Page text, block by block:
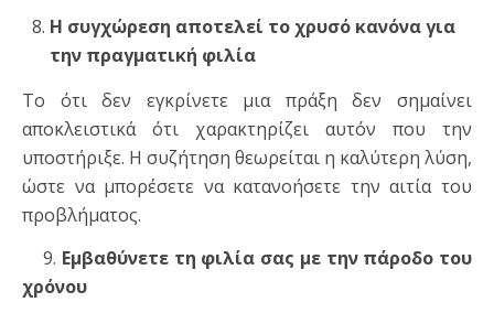
Η συγχώρεση αποτελεί το χρυσό κανόνα για
την πραγματική φιλία
Το ότι δεν εγκρίνετε μια πράξη δεν σημαίνει
αποκλειστικά ότι χαρακτηρίζει αυτόν που την
υποστήριξε. Η συζήτηση θεωρείται η καλύτερη λύση,
ώστε να μπορέσετε να κατανοήσετε την αιτία του
προβλήματος.
9. Εμβαθύνετε τη φιλία σας με την πάροδο του
χρόνου